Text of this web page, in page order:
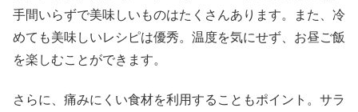
手間いらずで美味しいものはたくさんあります。また、冷
めても美味しいレシピは優秀。温度を気にせず、お昼ご飯
を楽しむことができます。
さらに、痛みにくい食材を利用することもポイント。サラ